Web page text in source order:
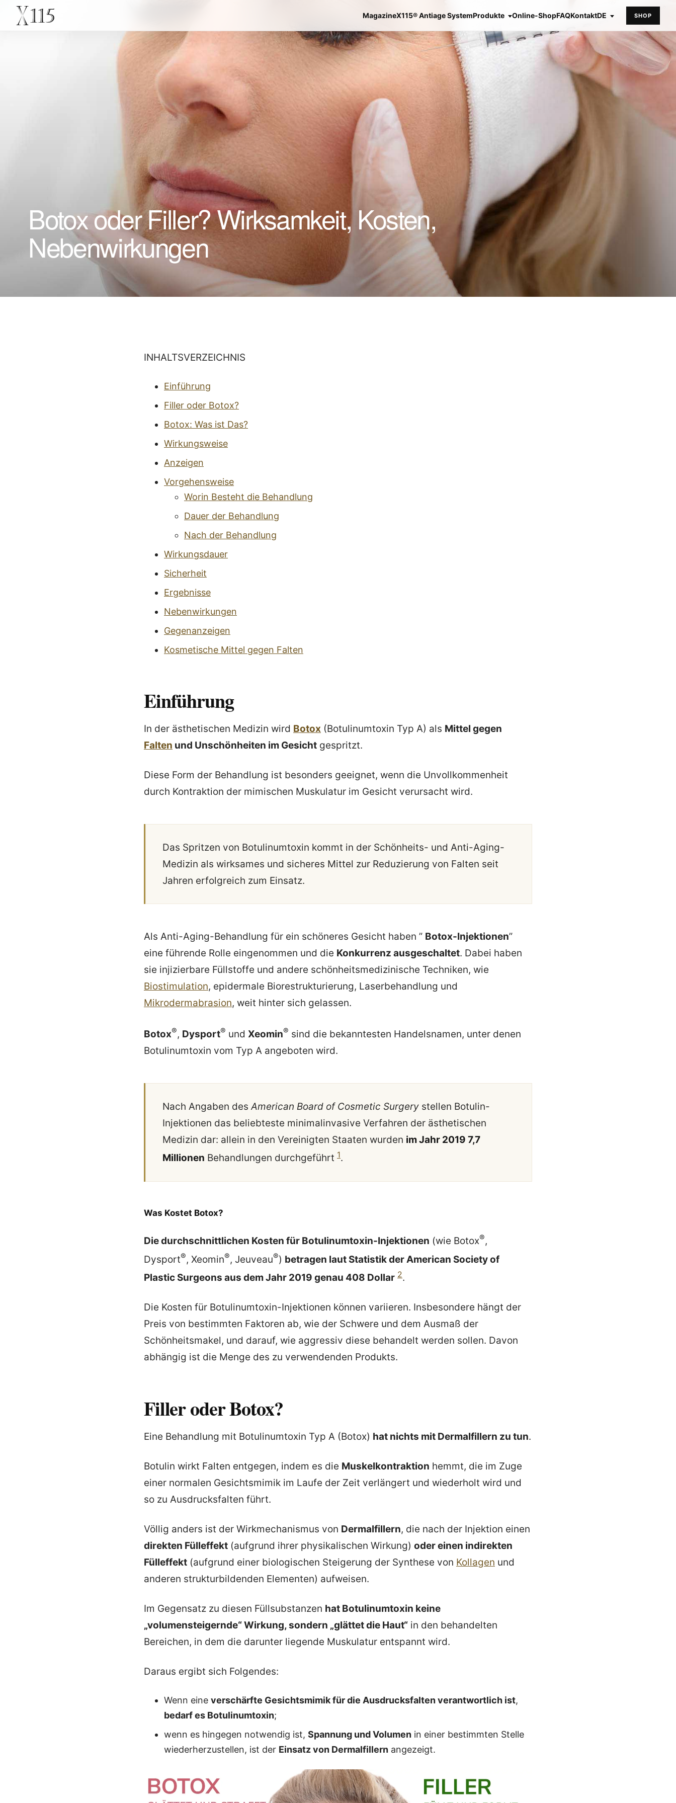
MagazineX115® Antiage SystemProdukte Online-ShopFAQKontaktDE SHOP
Botox oder Filler? Wirksamkeit, Kosten,
Nebenwirkungen
INHALTSVERZEICHNIS
Einführung
Filler oder Botox?
Botox: Was ist Das?
Wirkungsweise
Anzeigen
Vorgehensweise
Worin Besteht die Behandlung
Dauer der Behandlung
Nach der Behandlung
Wirkungsdauer
Sicherheit
Ergebnisse
Nebenwirkungen
Gegenanzeigen
Kosmetische Mittel gegen Falten
Einführung
In der ästhetischen Medizin wird Botox (Botulinumtoxin Typ A) als Mittel gegen
Falten und Unschönheiten im Gesicht gespritzt.
Diese Form der Behandlung ist besonders geeignet, wenn die Unvollkommenheit
durch Kontraktion der mimischen Muskulatur im Gesicht verursacht wird.
Das Spritzen von Botulinumtoxin kommt in der Schönheits- und Anti-Aging-
Medizin als wirksames und sicheres Mittel zur Reduzierung von Falten seit
Jahren erfolgreich zum Einsatz.
Als Anti-Aging-Behandlung für ein schöneres Gesicht haben ” Botox-Injektionen”
eine führende Rolle eingenommen und die Konkurrenz ausgeschaltet. Dabei haben
sie injizierbare Füllstoffe und andere schönheitsmedizinische Techniken, wie
Biostimulation, epidermale Biorestrukturierung, Laserbehandlung und
Mikrodermabrasion, weit hinter sich gelassen.
Botox®, Dysport® und Xeomin® sind die bekanntesten Handelsnamen, unter denen
Botulinumtoxin vom Typ A angeboten wird.
Nach Angaben desAmerican Board of Cosmetic Surgery stellen Botulin-
Injektionen das beliebteste minimalinvasive Verfahren der ästhetischen
Medizin dar: allein in den Vereinigten Staaten wurden im Jahr 2019 7,7
Millionen Behandlungen durchgeführt 1.
Was Kostet Botox?
Die durchschnittlichen Kosten für Botulinumtoxin-Injektionen (wie Botox®,
Dysport®, Xeomin®, Jeuveau®) betragen laut Statistik der American Society of
Plastic Surgeons aus dem Jahr 2019 genau 408 Dollar 2.
Die Kosten für Botulinumtoxin-Injektionen können variieren. Insbesondere hängt der
Preis von bestimmten Faktoren ab, wie der Schwere und dem Ausmaß der
Schönheitsmakel, und darauf, wie aggressiv diese behandelt werden sollen. Davon
abhängig ist die Menge des zu verwendenden Produkts.
Filler oder Botox?
Eine Behandlung mit Botulinumtoxin Typ A (Botox) hat nichts mit Dermalfillern zu tun.
Botulin wirkt Falten entgegen, indem es die Muskelkontraktion hemmt, die im Zuge
einer normalen Gesichtsmimik im Laufe der Zeit verlängert und wiederholt wird und
so zu Ausdrucksfalten führt.
Völlig anders ist der Wirkmechanismus von Dermalfillern, die nach der Injektion einen
direkten Fülleffekt (aufgrund ihrer physikalischen Wirkung) oder einen indirekten
Fülleffekt (aufgrund einer biologischen Steigerung der Synthese von Kollagen und
anderen strukturbildenden Elementen) aufweisen.
Im Gegensatz zu diesen Füllsubstanzen hat Botulinumtoxin keine
„volumensteigernde“ Wirkung, sondern „glättet die Haut“ in den behandelten
Bereichen, in dem die darunter liegende Muskulatur entspannt wird.
Daraus ergibt sich Folgendes:
Wenn eine verschärfte Gesichtsmimik für die Ausdrucksfalten verantwortlich ist,
bedarf es Botulinumtoxin;
wenn es hingegen notwendig ist, Spannung und Volumen in einer bestimmten Stelle
wiederherzustellen, ist der Einsatz von Dermalfillern angezeigt.